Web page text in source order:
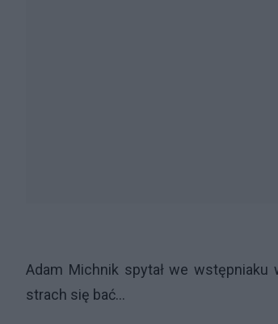
Adam Michnik spytał we wstępniaku
strach się bać…